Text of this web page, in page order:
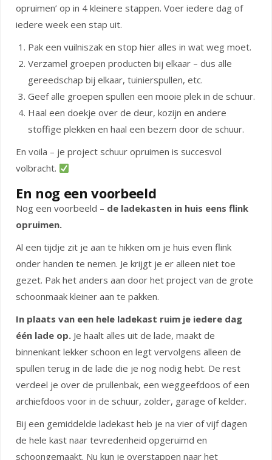
opruimen’ op in 4 kleinere stappen. Voer iedere dag of
iedere week een stap uit.
Pak een vuilniszak en stop hier alles in wat weg moet.
Verzamel groepen producten bij elkaar – dus alle
gereedschap bij elkaar, tuinierspullen, etc.
Geef alle groepen spullen een mooie plek in de schuur.
Haal een doekje over de deur, kozijn en andere
stoffige plekken en haal een bezem door de schuur.
En voila – je project schuur opruimen is succesvol
volbracht.
En nog een voorbeeld
Nog een voorbeeld – de ladekasten in huis eens flink
opruimen.
Al een tijdje zit je aan te hikken om je huis even flink
onder handen te nemen. Je krijgt je er alleen niet toe
gezet. Pak het anders aan door het project van de grote
schoonmaak kleiner aan te pakken.
In plaats van een hele ladekast ruim je iedere dag
één lade op. Je haalt alles uit de lade, maakt de
binnenkant lekker schoon en legt vervolgens alleen de
spullen terug in de lade die je nog nodig hebt. De rest
verdeel je over de prullenbak, een weggeefdoos of een
archiefdoos voor in de schuur, zolder, garage of kelder.
Bij een gemiddelde ladekast heb je na vier of vijf dagen
de hele kast naar tevredenheid opgeruimd en
schoongemaakt. Nu kun je overstappen naar het